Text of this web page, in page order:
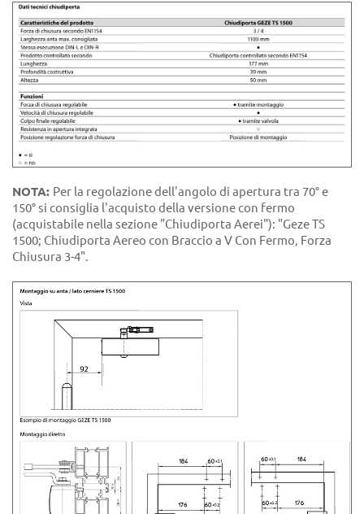
NOTA: Per la regolazione dell'angolo di apertura tra 70° e
150° si consiglia l'acquisto della versione con fermo
(acquistabile nella sezione "Chiudiporta Aerei"): "Geze TS
1500; Chiudiporta Aereo con Braccio a V Con Fermo, Forza
Chiusura 3-4".